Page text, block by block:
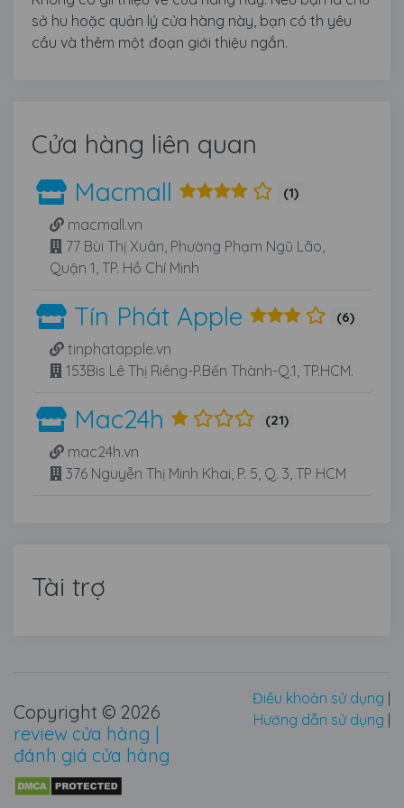
sở hu hoặc quản lý cửa hàng này, bạn có th yêu
cầu và thêm một đoạn giới thiệu ngắn.
Cửa hàng liên quan
Macmall
(1)
macmall.vn
77 Bùi Thị Xuân, Phường Phạm Ngũ Lão,
Quận 1, TP. Hồ Chí Minh
Tín Phát Apple (6)
tinphatapple.vn
153Bis Lê Thị Riêng-P.Bến Thành-Q.1, TP.HCM.
Mac24h (21)
mac24h.vn
376 Nguyễn Thị Minh Khai, P. 5, Q. 3, TP HCM
Tài trợ
Copyright © 2026
review cửa hàng |
đánh giá cửa hàng
Điều khoản sử dụng
Hướng dẫn sử dụng